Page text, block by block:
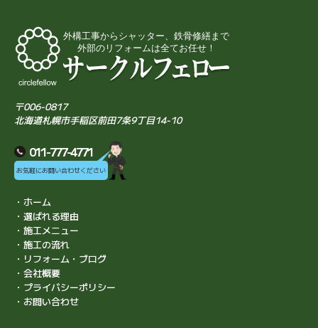
〒006-0817
北海道札幌市手稲区前田7条9丁目14-10
011-777-4771
お気軽にお問い合わせください
・ホーム
・選ばれる理由
・施工メニュー
・施工の流れ
・リフォーム・ブログ
・会社概要
・プライバシーポリシー
・お問い合わせ